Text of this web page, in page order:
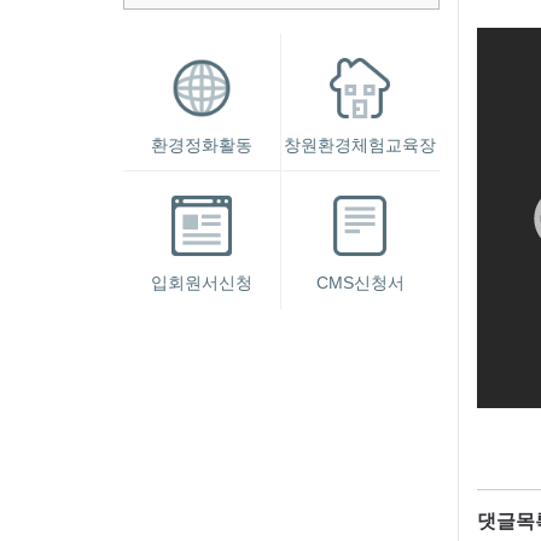
환경정화활동 창원환경체험교육장
입회원서신청 CMS신청서
댓글목